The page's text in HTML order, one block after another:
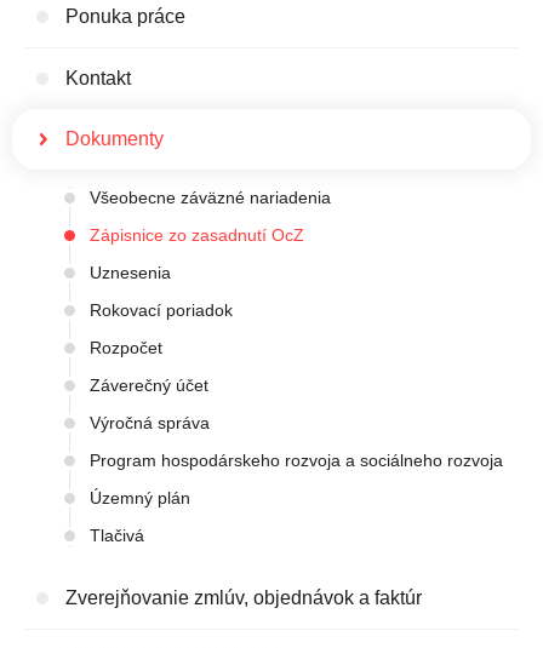
Ponuka práce
Kontakt
Dokumenty
Všeobecne záväzné nariadenia
Zápisnice zo zasadnutí OcZ
Uznesenia
Rokovací poriadok
Rozpočet
Záverečný účet
Výročná správa
Program hospodárskeho rozvoja a sociálneho rozvoja
Územný plán
Tlačivá
Zverejňovanie zmlúv, objednávok a faktúr